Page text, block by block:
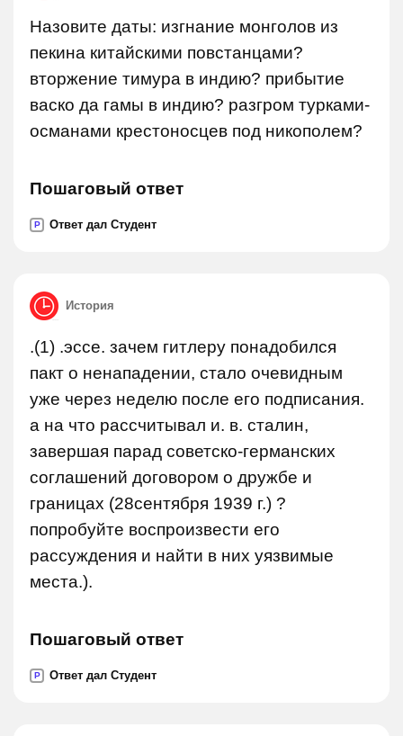
Назовите даты: изгнание монголов из
пекина китайскими повстанцами?
вторжение тимура в индию? прибытие
васко да гамы в индию? разгром турками-
османами крестоносцев под никополем?
Пошаговый ответ
P Ответ дал Студент
История
.(1) .эссе. зачем гитлеру понадобился
пакт о ненападении, стало очевидным
уже через неделю после его подписания.
а на что рассчитывал и. в. сталин,
завершая парад советско-германских
соглашений договором о дружбе и
границах (28сентября 1939 г.) ?
попробуйте воспроизвести его
рассуждения и найти в них уязвимые
места.).
Пошаговый ответ
P Ответ дал Студент